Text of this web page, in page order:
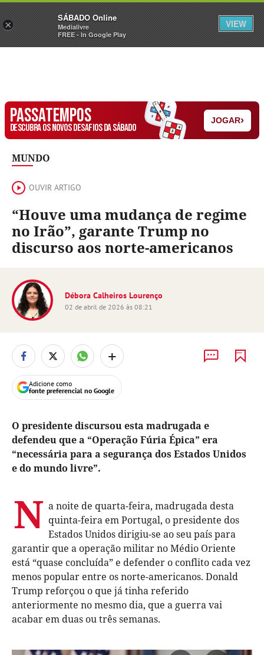
Sábado Assine Iniciar Sessão
PASSATEMPOS
DESCUBRA OS NOVOS DESAFIOS DA SÁBADO
JOGAR›
MUNDO
OUVIR ARTIGO
“Houve uma mudança de regime
no Irão”, garante Trump no
discurso aos norte-americanos
Débora Calheiros Lourenço
02 de abril de 2026 às 08:21
+
Adicione como
fonte preferencial no Google
O presidente discursou esta madrugada e
defendeu que a “Operação Fúria Épica” era
“necessária para a segurança dos Estados Unidos
e do mundo livre”.
N a noite de quarta-feira, madrugada desta
quinta-feira em Portugal, o presidente dos
Estados Unidos dirigiu-se ao seu país para
garantir que a operação militar no Médio Oriente
está “quase concluída” e defender o conflito cada vez
menos popular entre os norte-americanos. Donald
Trump reforçou o que já tinha referido
anteriormente no mesmo dia, que a guerra vai
acabar em duas ou três semanas.
×
SÁBADO Online
Medialivre
FREE - In Google Play
VIEW